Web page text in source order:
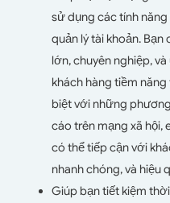
sử dụng các tính
quản lý tài khoản.
lớn, chuyên nghiệp,
khách hàng tiềm
biệt với những
cáo trên mạng xã hội,
có thể tiếp cận với
nhanh chóng, và hiệu
Giúp bạn tiết kiệm